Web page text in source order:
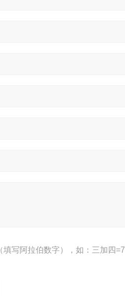
填写阿拉伯数字），如：三加四=7